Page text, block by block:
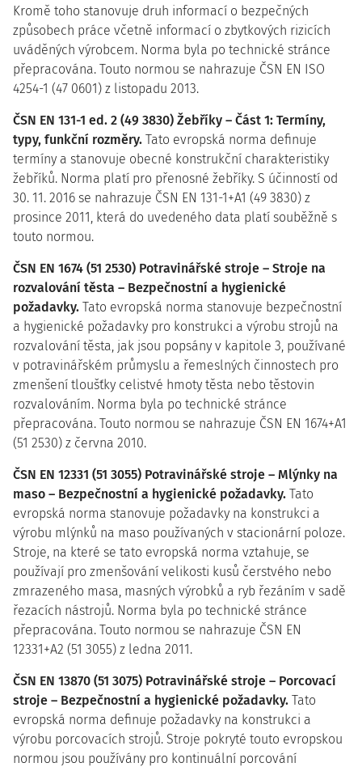
Kromě toho stanovuje druh informací o bezpečných
způsobech práce včetně informací o zbytkových rizicích
uváděných výrobcem. Norma byla po technické stránce
přepracována. Touto normou se nahrazuje ČSN EN ISO
4254-1 (47 0601) z listopadu 2013.
ČSN EN 131-1 ed. 2 (49 3830) Žebříky – Část 1: Termíny,
typy, funkční rozměry. Tato evropská norma definuje
termíny a stanovuje obecné konstrukční charakteristiky
žebříků. Norma platí pro přenosné žebříky. S účinností od
30. 11. 2016 se nahrazuje ČSN EN 131-1+A1 (49 3830) z
prosince 2011, která do uvedeného data platí souběžně s
touto normou.
ČSN EN 1674 (51 2530) Potravinářské stroje – Stroje na
rozvalování těsta – Bezpečnostní a hygienické
požadavky. Tato evropská norma stanovuje bezpečnostní
a hygienické požadavky pro konstrukci a výrobu strojů na
rozvalování těsta, jak jsou popsány v kapitole 3, používané
v potravinářském průmyslu a řemeslných činnostech pro
zmenšení tloušťky celistvé hmoty těsta nebo těstovin
rozvalováním. Norma byla po technické stránce
přepracována. Touto normou se nahrazuje ČSN EN 1674+A1
(51 2530) z června 2010.
ČSN EN 12331 (51 3055) Potravinářské stroje – Mlýnky na
maso – Bezpečnostní a hygienické požadavky. Tato
evropská norma stanovuje požadavky na konstrukci a
výrobu mlýnků na maso používaných v stacionární poloze.
Stroje, na které se tato evropská norma vztahuje, se
používají pro zmenšování velikosti kusů čerstvého nebo
zmrazeného masa, masných výrobků a ryb řezáním v sadě
řezacích nástrojů. Norma byla po technické stránce
přepracována. Touto normou se nahrazuje ČSN EN
12331+A2 (51 3055) z ledna 2011.
ČSN EN 13870 (51 3075) Potravinářské stroje – Porcovací
stroje – Bezpečnostní a hygienické požadavky. Tato
evropská norma definuje požadavky na konstrukci a
výrobu porcovacích strojů. Stroje pokryté touto evropskou
normou jsou používány pro kontinuální porcování